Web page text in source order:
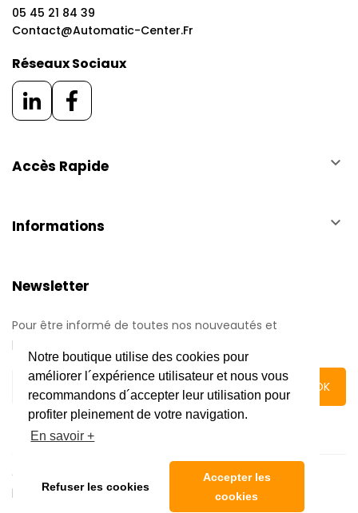
Notre boutique utilise des cookies pour
améliorer l´expérience utilisateur et nous vous
recommandons d´accepter leur utilisation pour
profiter pleinement de votre navigation.
En savoir +
Refuser les cookies
Accepter les
cookies
05 45 21 84 39
Contact@automatic-Center.fr
Réseaux Sociaux
Accès Rapide keyboard_arrow_down
Informations keyboard_arrow_down
Newsletter
Pour être informé de toutes nos nouveautés et
promotions.
Copyright © 2020 Automatic Center | Tous droits réservés
|
Mentions légales